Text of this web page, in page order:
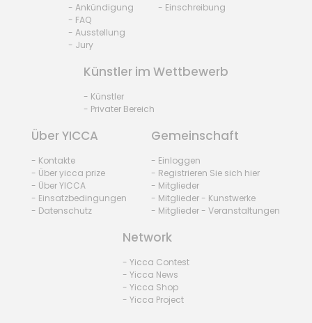
- Ankündigung
- FAQ
- Ausstellung
- Jury
- Einschreibung
Künstler im Wettbewerb
- Künstler
- Privater Bereich
Über YICCA
- Kontakte
- Über yicca prize
- Über YICCA
- Einsatzbedingungen
- Datenschutz
Gemeinschaft
- Einloggen
- Registrieren Sie sich hier
- Mitglieder
- Mitglieder - Kunstwerke
- Mitglieder - Veranstaltungen
Network
- Yicca Contest
- Yicca News
- Yicca Shop
- Yicca Project